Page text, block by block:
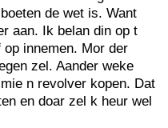
de wet is. Want
aan. Ik belan din op t
innemen. Mor der
zel. Aander weke
n revolver kopen. Dat
en doar zel k heur wel